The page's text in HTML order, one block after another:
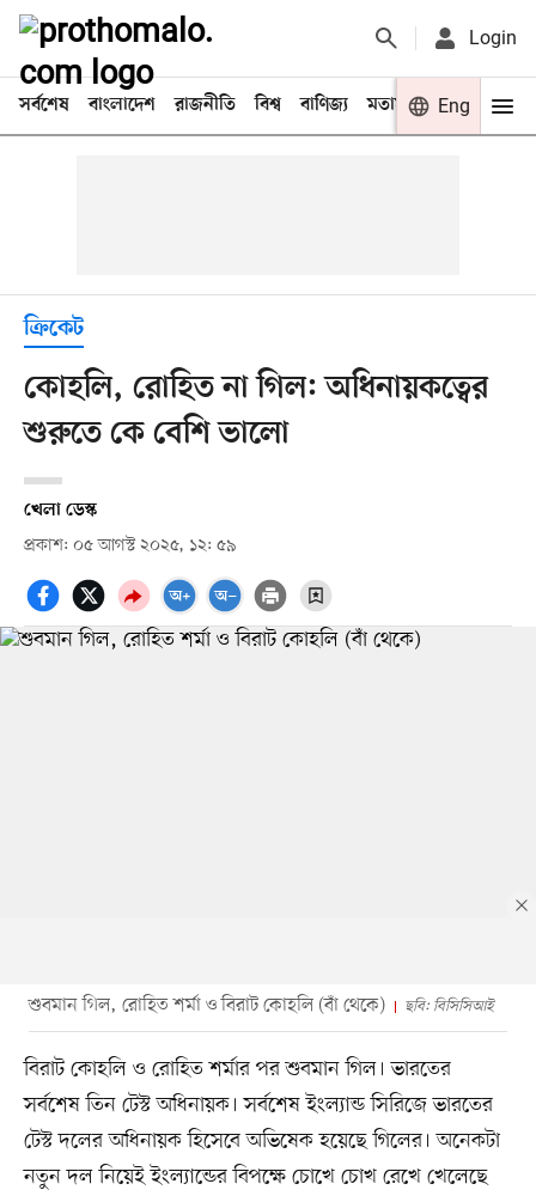
Login
সর্বশেষ বাংলাদেশ রাজনীতি বিশ্ব বাণিজ্য মতামত খেলা
Eng
ক্রিকেট
কোহলি, রোহিত না গিল: অধিনায়কত্বের
শুরুতে কে বেশি ভালো
খেলা ডেস্ক
প্রকাশ: ০৫ আগস্ট ২০২৫, ১২: ৫৯
শুবমান গিল, রোহিত শর্মা ও বিরাট কোহলি (বাঁ থেকে) ছবি: বিসিসিআই
বিরাট কোহলি ও রোহিত শর্মার পর শুবমান গিল। ভারতের
সর্বশেষ তিন টেস্ট অধিনায়ক। সর্বশেষ ইংল্যান্ড সিরিজে ভারতের
টেস্ট দলের অধিনায়ক হিসেবে অভিষেক হয়েছে গিলের। অনেকটা
নতুন দল নিয়েই ইংল্যান্ডের বিপক্ষে চোখে চোখ রেখে খেলেছে